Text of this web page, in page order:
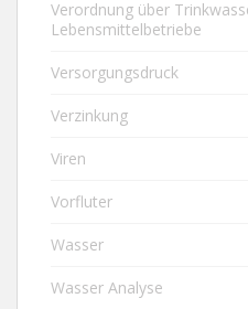
Verordnung über
Lebensmittelbetriebe
Versorgungsdruck
Verzinkung
Viren
Vorfluter
Wasser
Wasser Analyse